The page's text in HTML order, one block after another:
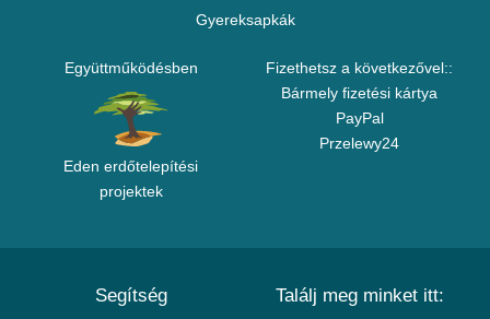
Gyereksapkák
Együttműködésben
Eden erdőtelepítési
projektek
Fizethetsz a következővel::
Bármely fizetési kártya
PayPal
Przelewy24
Segítség Találj meg minket itt: